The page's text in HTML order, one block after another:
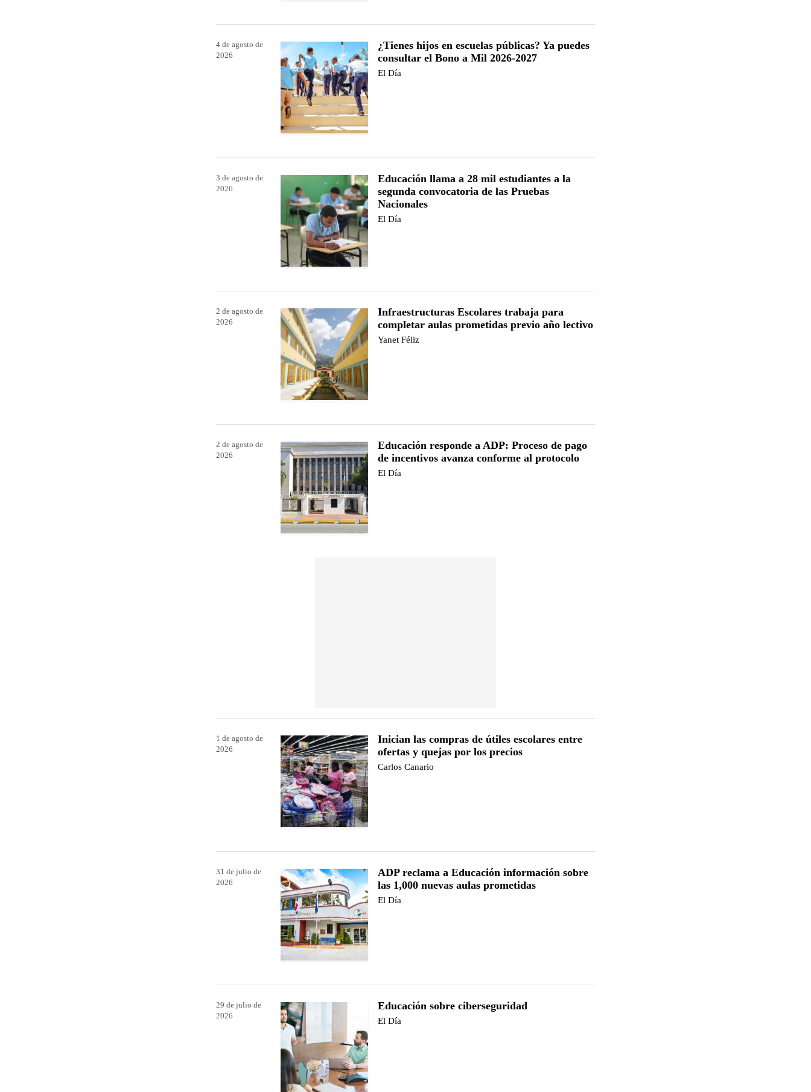
4 de agosto de
2026
¿Tienes hijos en escuelas públicas? Ya puedes
consultar el Bono a Mil 2026-2027
El Día
3 de agosto de
2026
Educación llama a 28 mil estudiantes a la
segunda convocatoria de las Pruebas
Nacionales
El Día
2 de agosto de
2026
Infraestructuras Escolares trabaja para
completar aulas prometidas previo año lectivo
Yanet Féliz
2 de agosto de
2026
Educación responde a ADP: Proceso de pago
de incentivos avanza conforme al protocolo
El Día
1 de agosto de
2026
Inician las compras de útiles escolares entre
ofertas y quejas por los precios
Carlos Canario
31 de julio de
2026
ADP reclama a Educación información sobre
las 1,000 nuevas aulas prometidas
El Día
29 de julio de
2026
Educación sobre ciberseguridad
El Día